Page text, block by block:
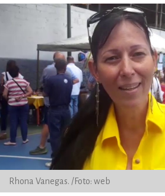
Rhona Vanegas. /Foto: web